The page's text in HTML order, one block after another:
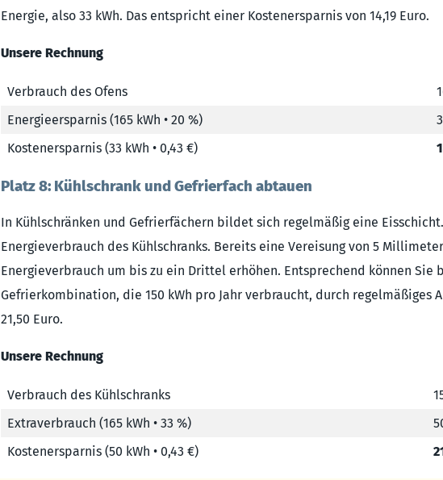
Energie, also 33 kWh. Das entspricht einer Kostenersparnis von 14,19 Euro.
Unsere Rechnung
Verbrauch des Ofens
Energieersparnis (165 kWh • 20 %)
Kostenersparnis (33 kWh • 0,43 €)
Platz 8: Kühlschrank und Gefrierfach abtauen
In Kühlschränken und Gefrierfächern bildet sich regelmäßig eine
Energieverbrauch des Kühlschranks. Bereits eine Vereisung von 5
Energieverbrauch um bis zu ein Drittel erhöhen. Entsprechend können Sie
Gefrierkombination, die 150 kWh pro Jahr verbraucht, durch regelmäßiges
21,50 Euro.
Unsere Rechnung
Verbrauch des Kühlschranks
Extraverbrauch (165 kWh • 33 %)
Kostenersparnis (50 kWh • 0,43 €)